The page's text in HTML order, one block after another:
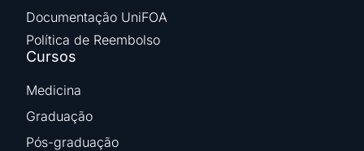
Documentação UniFOA
Política de Reembolso
Cursos
Medicina
Graduação
Pós-graduação